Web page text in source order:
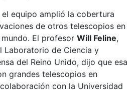
equipo amplió la cobertura
de otros telescopios en
El profesor Will Feline,
de Ciencia y
del Reino Unido, dijo que esa
grandes telescopios en
con la Universidad